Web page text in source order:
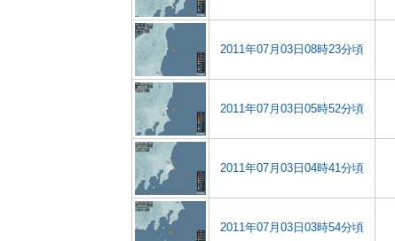
2011年07月03日08時23分頃
2011年07月03日05時52分頃
2011年07月03日04時41分頃
2011年07月03日03時54分頃